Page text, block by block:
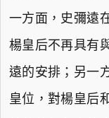
一方面，史彌遠
楊皇后不再具有
遠的安排；另一
皇位，對楊皇后